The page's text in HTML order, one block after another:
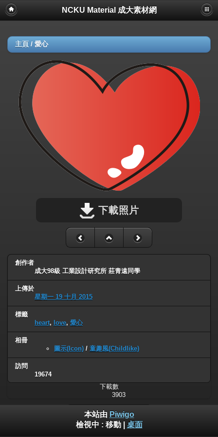
NCKU Material 成大素材網
主頁 / 愛心
下載照片
創作者
成大98級 工業設計研究所 莊青遠同學
上傳於
星期一 19 十月 2015
標籤
heart, love, 愛心
相冊
圖示(Icon) / 童趣風(Childlike)
訪問
19674
下載數
3903
本站由 Piwigo
檢視中 : 移動| 桌面